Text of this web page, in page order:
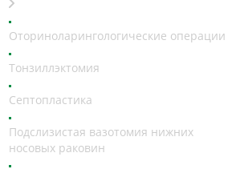
Оториноларингологические операции
Тонзиллэктомия
Септопластика
Подслизистая вазотомия нижних
носовых раковин